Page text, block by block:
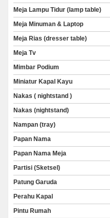
Meja Lampu Tidur (lamp table)
Meja Minuman & Laptop
Meja Rias (dresser table)
Meja Tv
Mimbar Podium
Miniatur Kapal Kayu
Nakas ( nightstand )
Nakas (nightstand)
Nampan (tray)
Papan Nama
Papan Nama Meja
Partisi (Sketsel)
Patung Garuda
Perahu Kapal
Pintu Rumah